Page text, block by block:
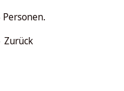
Zurück